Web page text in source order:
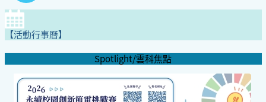
【活動行事曆】
Spotlight/雲科焦點